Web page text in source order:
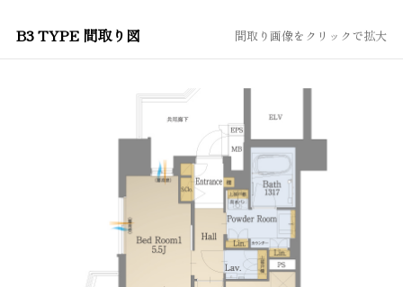
B3 TYPE 間取り図 間取り画像をクリックで拡大